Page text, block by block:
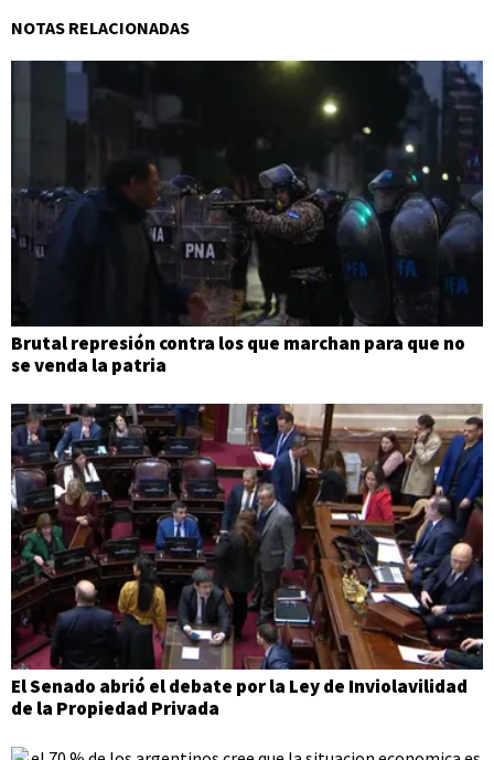
NOTAS RELACIONADAS
Brutal represión contra los que marchan para que no
se venda la patria
El Senado abrió el debate por la Ley de Inviolavilidad
de la Propiedad Privada